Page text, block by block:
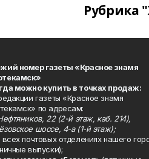
Рубрика
номер газеты «Красное знамя
можно купить в точках продаж:
газеты «Красное знамя
по адресам:
22 (2-й этаж, каб. 214),
шоссе, 4-а (1-й этаж);
всех почтовых отделениях нашего
выпуски);